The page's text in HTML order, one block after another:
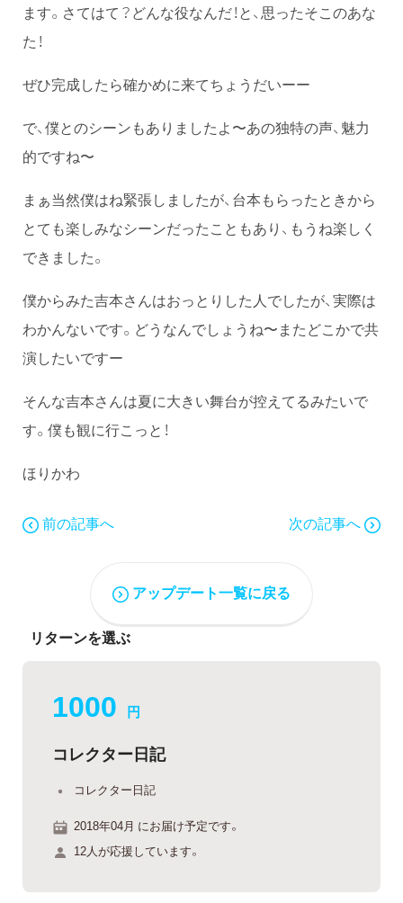
ます。さてはて？どんな役なんだ！と、思ったそこのあな
た！
ぜひ完成したら確かめに来てちょうだいーー
で、僕とのシーンもありましたよ〜あの独特の声、魅力
的ですね〜
まぁ当然僕はね緊張しましたが、台本もらったときから
とても楽しみなシーンだったこともあり、もうね楽しく
できました。
僕からみた吉本さんはおっとりした人でしたが、実際は
わかんないです。どうなんでしょうね〜またどこかで共
演したいですー
そんな吉本さんは夏に大きい舞台が控えてるみたいで
す。僕も観に行こっと！
ほりかわ
前の記事へ 次の記事へ
アップデート一覧に戻る
リターンを選ぶ
1000 円
コレクター日記
コレクター日記
2018年04月 にお届け予定です。
12人が応援しています。